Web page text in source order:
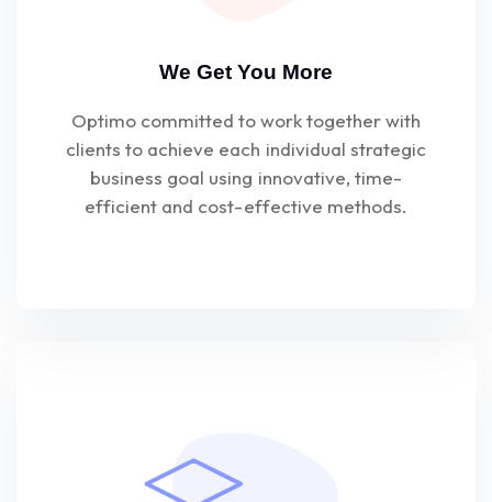
We Get You More
Optimo committed to work together with
clients to achieve each individual strategic
business goal using innovative, time-
efficient and cost-effective methods.